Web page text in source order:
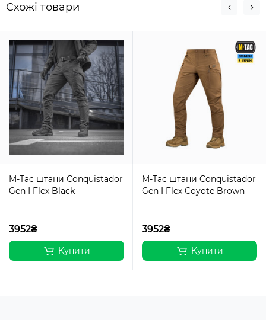
Схожi товари
M-Tac штани Conquistador
Gen І Flex Black
3952₴
Купити
M-Tac штани Conquistador
Gen I Flex Coyote Brown
3952₴
Купити